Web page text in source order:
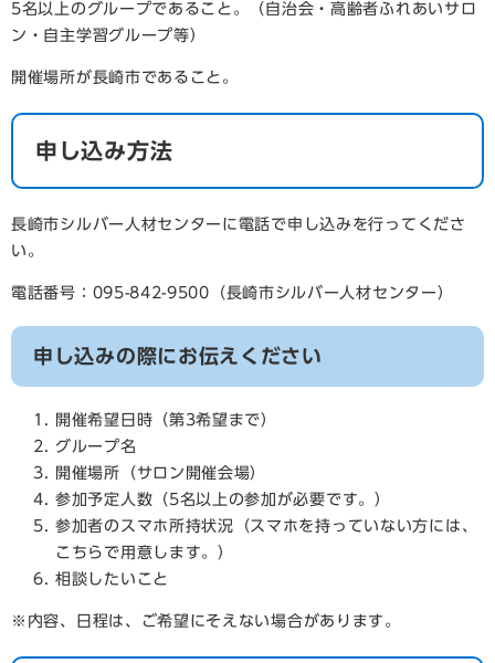
5名以上のグループであること。（自治会・高齢者ふれあいサロ
ン・自主学習グループ等）
開催場所が長崎市であること。
申し込み方法
長崎市シルバー人材センターに電話で申し込みを行ってくださ
い。
電話番号：095-842-9500（長崎市シルバー人材センター）
申し込みの際にお伝えください
開催希望日時（第3希望まで）
グループ名
開催場所（サロン開催会場）
参加予定人数（5名以上の参加が必要です。）
参加者のスマホ所持状況（スマホを持っていない方には、
こちらで用意します。）
相談したいこと
※内容、日程は、ご希望にそえない場合があります。